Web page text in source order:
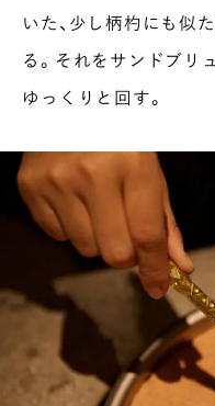
いた、少し柄杓にも似
る。それをサンドブリ
ゆっくりと回す。